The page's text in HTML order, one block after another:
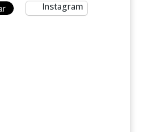
Instagram